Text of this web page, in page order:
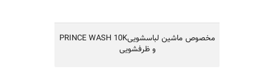
PRINCE WASH 10Kمخصوص ماشین لباسشویی
و ظرفشویی